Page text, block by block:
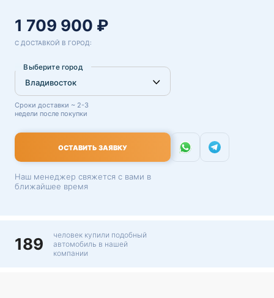
1 709 900 ₽
С ДОСТАВКОЙ В ГОРОД:
Выберите город
Сроки доставки ~ 2-3
недели после покупки
ОСТАВИТЬ ЗАЯВКУ
Наш менеджер свяжется с вами в
ближайшее время
189
человек купили подобный
автомобиль в нашей
компании